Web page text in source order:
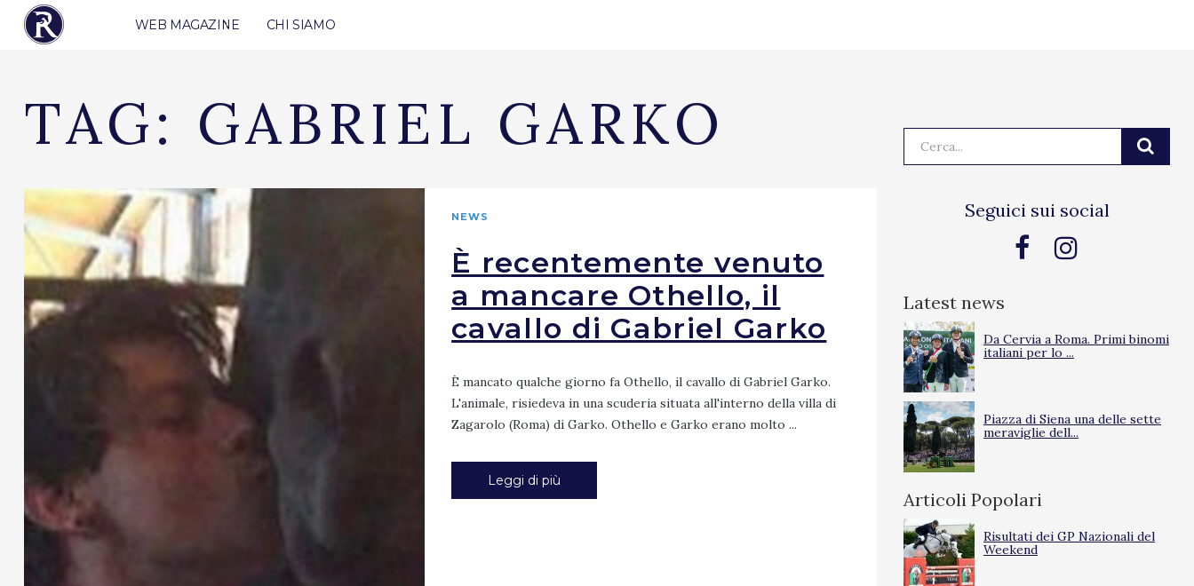
WEB MAGAZINE CHI SIAMO
TAG: GABRIEL GARKO
NEWS
È recentemente venuto
a mancare Othello, il
cavallo di Gabriel Garko
È mancato qualche giorno fa Othello, il cavallo di Gabriel Garko.
L'animale, risiedeva in una scuderia situata all'interno della villa di
Zagarolo (Roma) di Garko. Othello e Garko erano molto ...
Leggi di più
Seguici sui social
Latest news
Da Cervia a Roma. Primi binomi
italiani per lo ...
Piazza di Siena una delle sette
meraviglie dell...
Articoli Popolari
Risultati dei GP Nazionali del
Weekend